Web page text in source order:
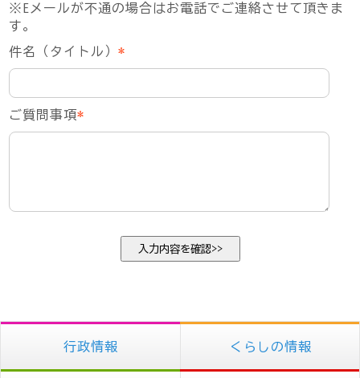
※Eメールが不通の場合はお電話でご連絡させて頂きま
す。
件名（タイトル）*
ご質問事項*
行政情報 くらしの情報